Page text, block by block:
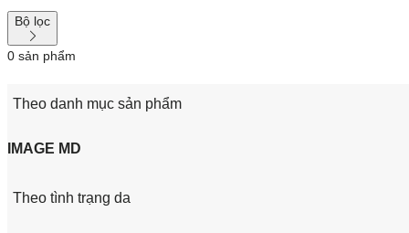
Bộ lọc
0 sản phẩm
Theo danh mục sản phẩm
IMAGE MD
Theo tình trạng da